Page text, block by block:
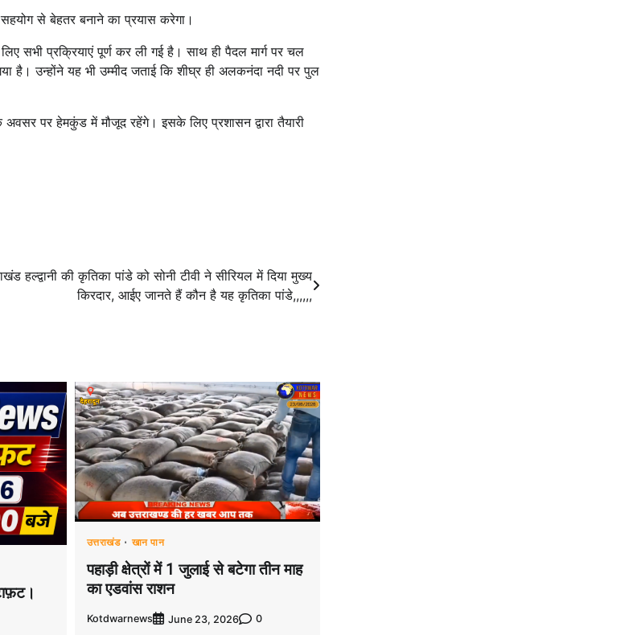
से बेहतर बनाने का प्रयास करेगा।
सभी प्रक्रियाएं पूर्ण कर ली गई है। साथ ही पैदल मार्ग पर चल
है। उन्होंने यह भी उम्मीद जताई कि शीघ्र ही अलकनंदा नदी पर पुल
पर हेमकुंड में मौजूद रहेंगे। इसके लिए प्रशासन द्वारा तैयारी
हल्द्वानी की कृतिका पांडे को सोनी टीवी ने सीरियल में दिया मुख्य
किरदार, आईए जानते हैं कौन है यह कृतिका पांडे,,,,,,
उत्तराखंड खान पान
पहाड़ी क्षेत्रों में 1 जुलाई से बटेगा तीन माह
का एडवांस राशन
Kotdwarnews June 23, 2026 0